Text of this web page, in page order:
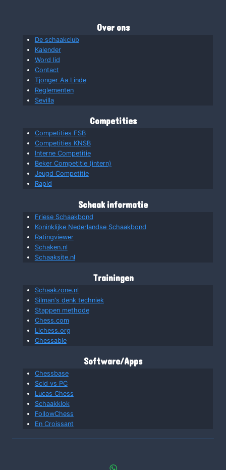
Over ons
De schaakclub
Kalender
Word lid
Contact
Tjonger Aa Linde
Reglementen
Sevilla
Competities
Competities FSB
Competities KNSB
Interne Competitie
Beker Competitie (intern)
Jeugd Competitie
Rapid
Schaak informatie
Friese Schaakbond
Koninklijke Nederlandse Schaakbond
Ratingviewer
Schaken.nl
Schaaksite.nl
Trainingen
Schaakzone.nl
Silman's denk techniek
Stappen methode
Chess.com
Lichess.org
Chessable
Software/Apps
Chessbase
Scid vs PC
Lucas Chess
Schaakklok
FollowChess
En Croissant